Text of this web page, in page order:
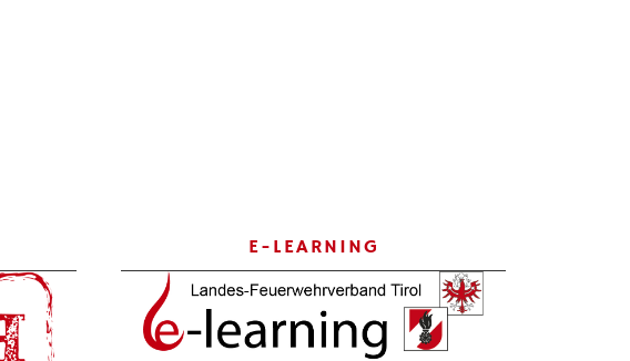
E-LEARNING